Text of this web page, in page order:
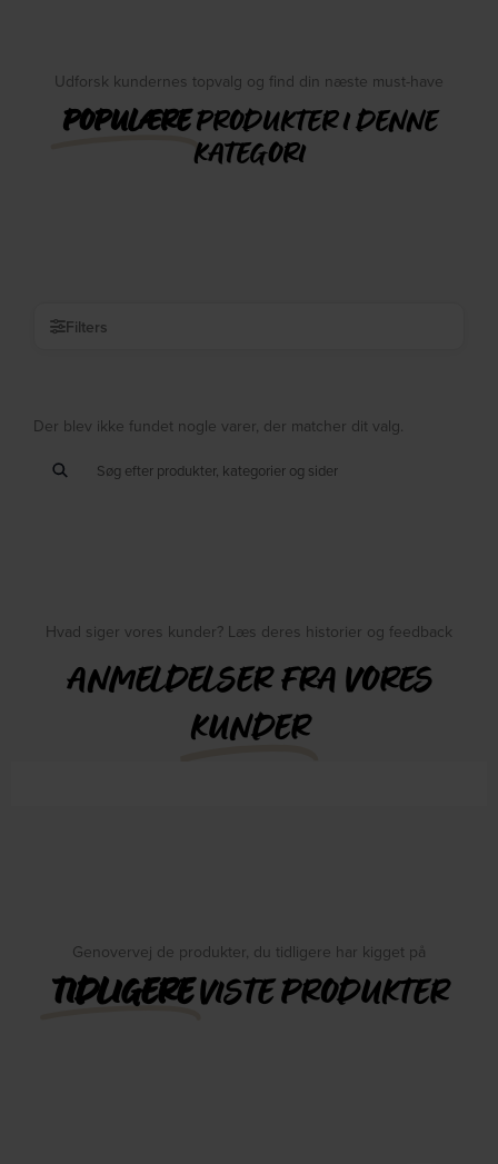
Udforsk kundernes topvalg og find din næste must-have
POPULÆREPRODUKTER I DENNE
KATEGORI
Filters
Der blev ikke fundet nogle varer, der matcher dit valg.
Hvad siger vores kunder? Læs deres historier og feedback
ANMELDELSER FRA VORES
KUNDER
Genovervej de produkter, du tidligere har kigget på
TIDLIGEREVISTE PRODUKTER